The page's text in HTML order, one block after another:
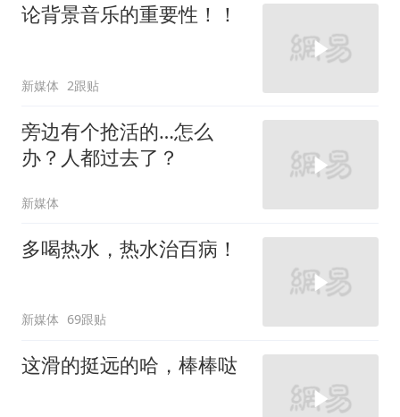
论背景音乐的重要性！！
新媒体 2跟贴
旁边有个抢活的…怎么
办？人都过去了？
新媒体
多喝热水，热水治百病！
新媒体 69跟贴
这滑的挺远的哈，棒棒哒